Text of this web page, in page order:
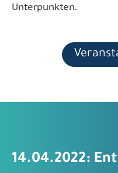
Unterpunkten.
14.04.2022: